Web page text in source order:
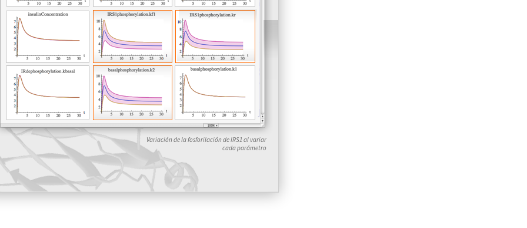
Variación de la fosforilación de IRS1 al variar
cada parámetro